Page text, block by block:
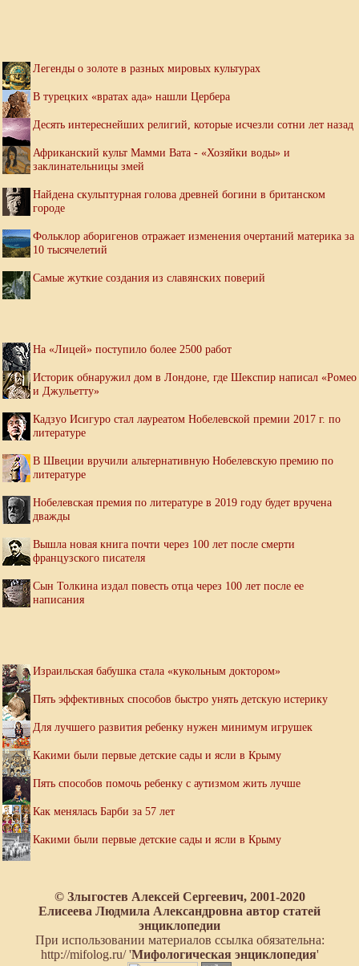
Легенды о золоте в разных мировых культурах
В турецких «вратах ада» нашли Цербера
Десять интереснейших религий, которые исчезли сотни лет назад
Африканский культ Мамми Вата - «Хозяйки воды» и
заклинательницы змей
Найдена скульптурная голова древней богини в британском
городе
Фольклор аборигенов отражает изменения очертаний материка за
10 тысячелетий
Самые жуткие создания из славянских поверий
На «Лицей» поступило более 2500 работ
Историк обнаружил дом в Лондоне, где Шекспир написал «Ромео
и Джульетту»
Кадзуо Исигуро стал лауреатом Нобелевской премии 2017 г. по
литературе
В Швеции вручили альтернативную Нобелевскую премию по
литературе
Нобелевская премия по литературе в 2019 году будет вручена
дважды
Вышла новая книга почти через 100 лет после смерти
французского писателя
Сын Толкина издал повесть отца через 100 лет после ее
написания
Израильская бабушка стала «кукольным доктором»
Пять эффективных способов быстро унять детскую истерику
Для лучшего развития ребенку нужен минимум игрушек
Какими были первые детские сады и ясли в Крыму
Пять способов помочь ребенку с аутизмом жить лучше
Как менялась Барби за 57 лет
Какими были первые детские сады и ясли в Крыму
© Злыгостев Алексей Сергеевич, 2001-2020
Елисеева Людмила Александровна автор статей
энциклопедии
При использовании материалов ссылка обязательна:
http://mifolog.ru/ 'Мифологическая энциклопедия'